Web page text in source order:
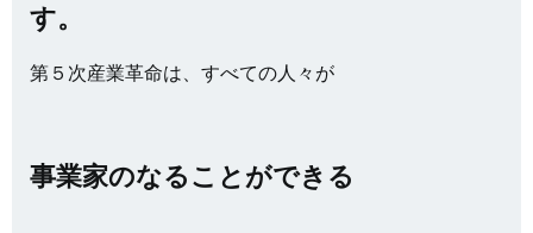
す。
第５次産業革命は、すべての人々が
事業家のなることができる